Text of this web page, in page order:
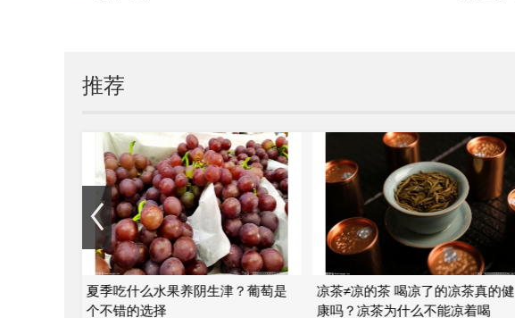
推荐
夏季吃什么水果养阴生津？葡萄是
个不错的选择
凉茶≠凉的茶 喝凉了的凉茶真的健
康吗？凉茶为什么不能凉着喝